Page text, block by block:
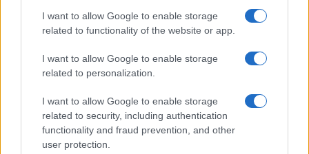
I want to allow Google to enable storage
related to functionality of the website or app.
I want to allow Google to enable storage
related to personalization.
I want to allow Google to enable storage
related to security, including authentication
functionality and fraud prevention, and other
user protection.
5/08/2026 - 11:00μμ